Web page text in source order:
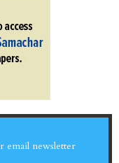
email newsletter